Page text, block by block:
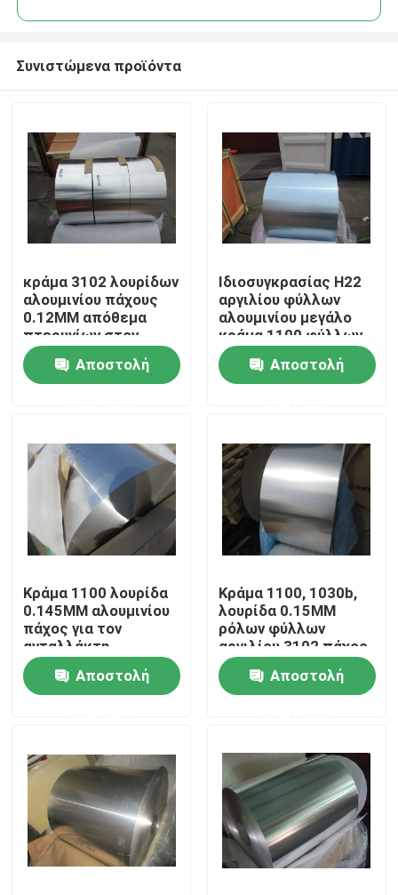
Σπίτι
Βίντεο
Εμφάνιση VR
Σχετικά με εμάς
Επισκέψεις στο εργοστάσιο
Επικοινωνήστε μαζί μας
Ειδήσεις
Συνιστώμενα προϊόντα
κράμα 3102 λουρίδων
αλουμινίου πάχους
0.12MM απόθεμα
πτερυγίων στον
ανταλλάκτη
θερμότηταςΑποστολή
Ιδιοσυγκρασίας H22
αργιλίου φύλλων
αλουμινίου μεγάλο
κράμα 1100 φύλλων
αλουμινίου
αλουμινίου
ρόλων/0.13MM
Αποστολή
Κράμα 1100 λουρίδα
0.145MM αλουμινίου
πάχος για τον
ανταλλάκτη
θερμότητας/το
συμπυκνωτήΑποστολή
Κράμα 1100, 1030b,
λουρίδα 0.15MM
ρόλων φύλλων
αργιλίου 3102 πάχος
Αποστολή